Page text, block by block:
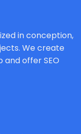
in conception,
We create
and offer SEO